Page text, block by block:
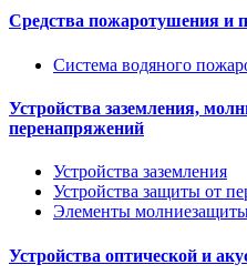
Средства пожаротушения и
Система водяного
Устройства заземления,
перенапряжений
Устройства заземления
Устройства защиты от
Элементы
Устройства оптической и